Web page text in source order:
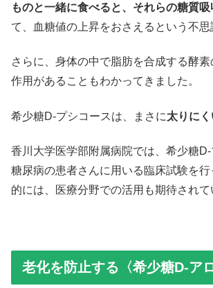
ものと一緒に食べると、それらの糖質
て、血糖値の上昇をおさえるという不思
さらに、身体の中で脂肪を合成する酵
作用があることもわかってきました。
希少糖D-プシコースは、まさに太りに
香川大学医学部附属病院では、希少糖
糖尿病の患者さんに用いる臨床試験を
的には、医療分野での活用も期待されて
老化を防止する〈希少糖D-ア